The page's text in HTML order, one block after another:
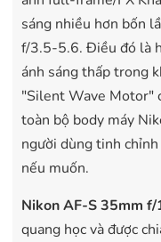
sáng nhiều hơn bốn
f/3.5-5.6. Điều đó là
ánh sáng thấp trong
"Silent Wave Motor"
toàn bộ body máy
người dùng tinh
nếu muốn.
Nikon AF-S 35mm f/
quang học và được